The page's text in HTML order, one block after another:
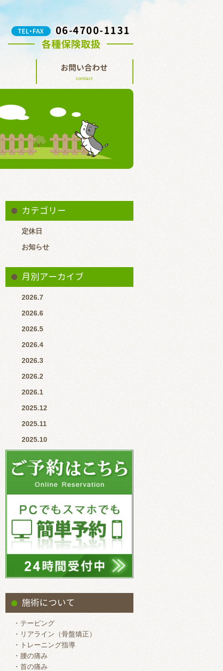
TEL・FAX
06-4700-1131
各種保険取扱
お問い合わせ
contact
カテゴリー
定休日
お知らせ
月別アーカイブ
2026.7
2026.6
2026.5
2026.4
2026.3
2026.2
2026.1
2025.12
2025.11
2025.10
2025.8
2025.7
2025.5
2025.4
2025.2
2024.12
2024.11
2024.10
2024.9
2024.8
施術について
・テーピング
・リアライン（骨盤矯正）
・トレーニング指導
・腰の痛み
・首の痛み